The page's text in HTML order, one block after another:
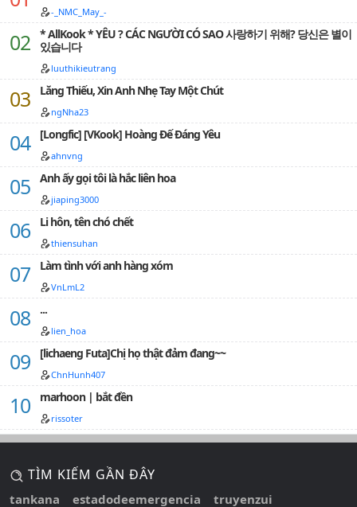
nỉ t cho vô truyện :))- Đây là truyện do t sáng tác, t cho
ai chết ai sống là quyền của t ( cơ mak mik sẽ hạn chế
định mệnh r nên ko cho sống dc )- Nếu muốn góp ý thì
hãy nhẹ nhàng comment xuống phần bình luận, mik
sẽ tôn trọng ý kiến của các bn, chứ muốn toxic thì get
out ngay và luôn, truyện của t ko tiếp ng mất nết (ﾉ
*ФωФ)ﾉ- Truyện của t ko ph tượng để cho tụi bây xem
chùa, nên nếu thấy hay thì hãy ấn vào ngôi sao nhỏ
càng tốt (★‿★)- Truyện do t vt cấm dc mang đi dou,
muốn làm j vs truyện ph qua sự đồng ý của t, ko là t
phốt chetme đấy.- Đôi lúc mình bận, không ra chap
thường xuyên được nên mọi người thông cảm, nhưng
yên tâm đi, có chết tui cũng không drop dou mak lo
:/*Nguồn ảnh bìa: Chat GPT :))…
-_NMC_May_-
* AllKook * YÊU ? CÁC NGƯỜI CÓ SAO 사랑하기 위해? 당신은 별이
있습니다
luuthikieutrang
Lăng Thiếu, Xin Anh Nhẹ Tay Một Chút
ngNha23
[Longfic] [VKook] Hoàng Đế Đáng Yêu
ahnvng
Anh ấy gọi tôi là hắc liên hoa
jiaping3000
Li hôn, tên chó chết
thiensuhan
Làm tình với anh hàng xóm
VnLmL2
...
lien_hoa
[lichaeng Futa]Chị họ thật đảm đang~~
ChnHunh407
marhoon | bắt đền
rissoter
TÌM KIẾM GẦN ĐÂY
tankana estadodeemergencia truyenzui